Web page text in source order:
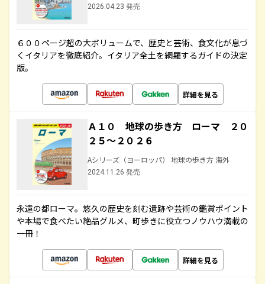
2026.04.23 発売
６００ページ超の大ボリュームで、歴史と芸術、食文化が息づ
くイタリアを徹底紹介。イタリア全土を網羅するガイドの決定
版。
詳細を見る
Ａ１０ 地球の歩き方 ローマ ２０
２５～２０２６
Aシリーズ（ヨーロッパ） 地球の歩き方 海外
2024.11.26 発売
永遠の都ローマ。悠久の歴史を刻む遺跡や芸術の鑑賞ポイント
や本場で食べたい絶品グルメ、町歩きに役立つノウハウ満載の
一冊！
詳細を見る